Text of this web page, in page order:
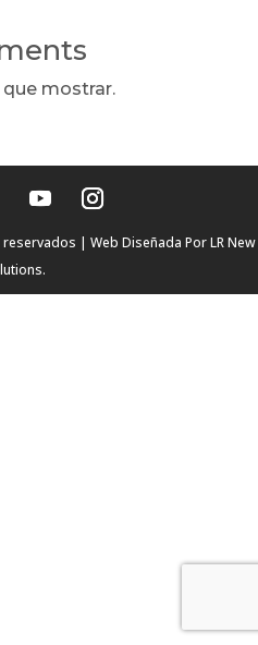
mostrar.
| Web Diseñada PorLR New